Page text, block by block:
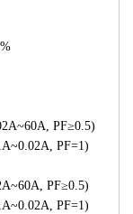
PF≥0.5)
PF=1)
PF≥0.5)
PF=1)